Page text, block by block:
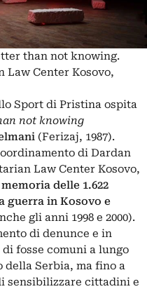
than not knowing.
Center Kosovo,
Sport di Pristina ospita
not knowing
(Ferizaj, 1987).
di Dardan
Law Center Kosovo,
delle 1.622
guerra in Kosovo e
gli anni 1998 e 2000).
di denunce e in
fosse comuni a lungo
Serbia, ma fino a
sensibilizzare cittadini e